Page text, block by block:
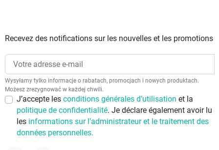
Recevez des notifications sur les nouvelles et les promotions
Wysyłamy tylko informacje o rabatach, promocjach i nowych produktach.
Możesz zrezygnować w każdej chwili.
J’accepte les conditions générales d’utilisation et la
politique de confidentialité. Je déclare également avoir lu
les informations sur l’administrateur et le traitement des
données personnelles.